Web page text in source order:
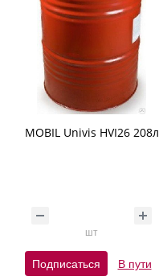
MOBIL Univis HVI26 208л
шт
Подписаться В пути